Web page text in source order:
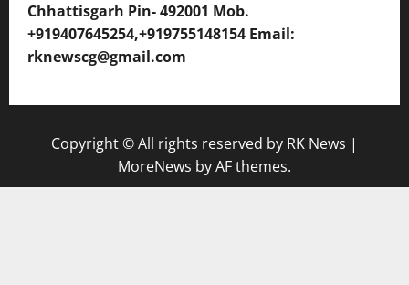
Chhattisgarh Pin- 492001 Mob.
+919407645254,+919755148154 Email:
rknewscg@gmail.com
Copyright © All rights reserved by RK News |
MoreNews by AF themes.